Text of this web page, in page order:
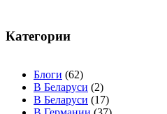
записям
Категории
Блоги (62)
В Беларуси (2)
В Беларуси (17)